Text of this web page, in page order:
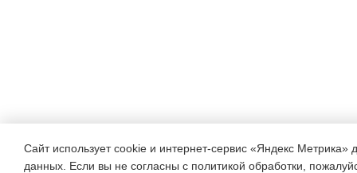
Сайт использует cookie и интернет-сервис «Яндекс Метрика»
данных. Если вы не согласны с политикой обработки,